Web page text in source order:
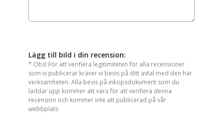
Lägg till bild i din recension:
* Obs! För att verifiera legitimiteten för alla recensioner
som vi publicerar kräver vi bevis på ditt avtal med den här
verksamheten. Alla bevis på inköpsdokument som du
laddar upp kommer att vara för att verifiera denna
recension och kommer inte att publicerad på vår
webbplats